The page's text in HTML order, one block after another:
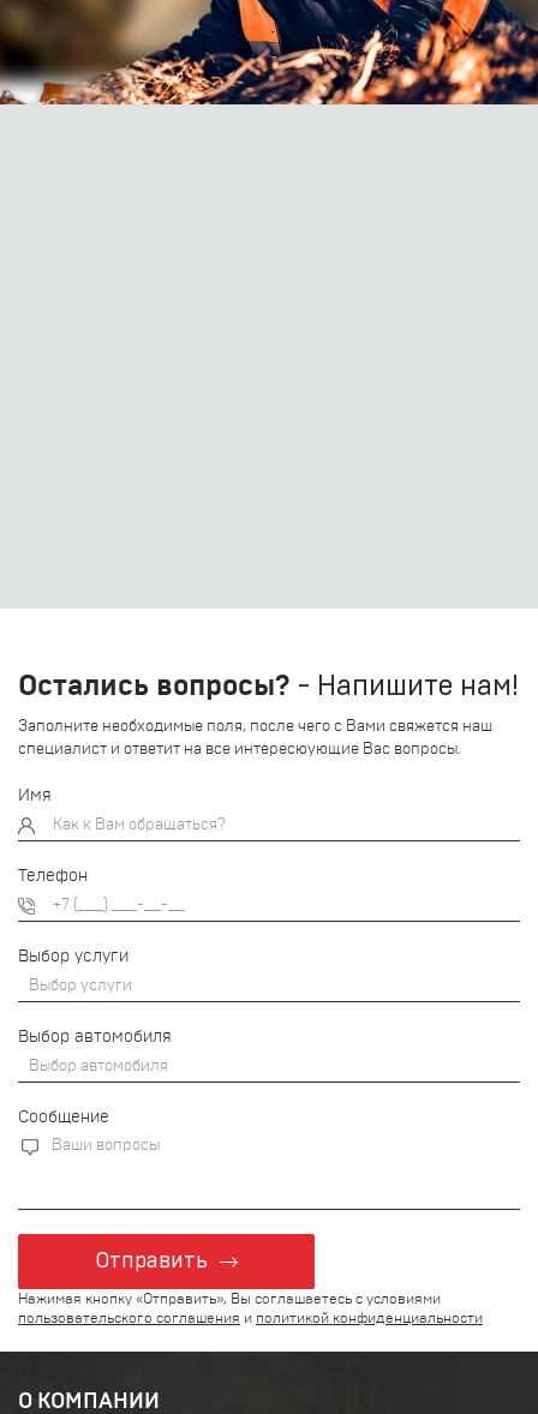
Остались вопросы? - Напишите нам!
Заполните необходимые поля, после чего с Вами свяжется наш
специалист и ответит на все интересюующие Вас вопросы.
Имя
Телефон
Выбор услуги
Выбор автомобиля
Сообщение
Отправить
Нажимая кнопку «Отправить», Вы соглашаетесь с условиями
пользовательского соглашения и политикой конфиденциальности
О КОМПАНИИ